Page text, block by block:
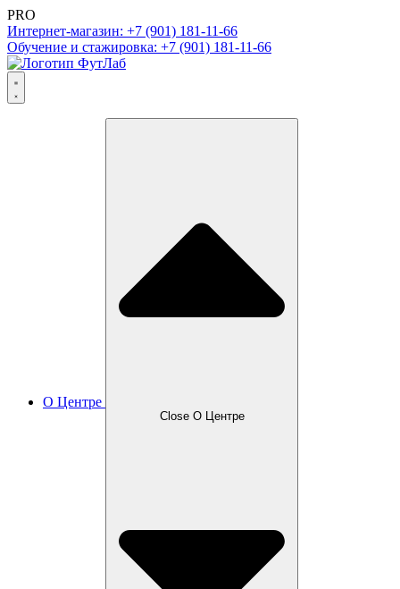
PRO
Интернет-магазин: +7 (901) 181-11-66
Обучение и стажировка: +7 (901) 181-11-66
О Центре
Close О Центре